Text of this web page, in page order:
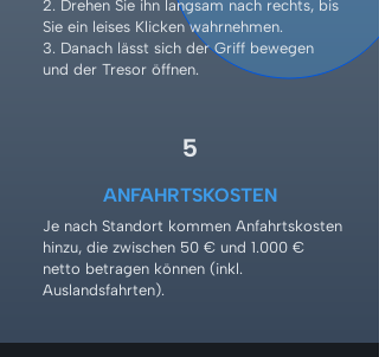
2. Drehen Sie ihn langsam nach rechts, bis
Sie ein leises Klicken wahrnehmen.
3. Danach lässt sich der Griff bewegen
und der Tresor öffnen.
5
ANFAHRTSKOSTEN
Je nach Standort kommen Anfahrtskosten
hinzu, die zwischen 50 € und 1.000 €
netto betragen können (inkl.
Auslandsfahrten).